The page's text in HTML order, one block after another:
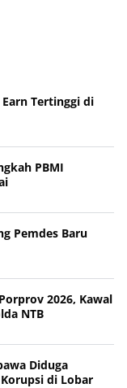
Tertinggi di
PBMI
Pemdes Baru
2026, Kawal
NTB
Diduga
di Lobar